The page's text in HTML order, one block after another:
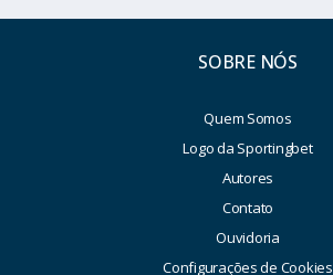
SOBRE NÓS
Quem Somos
Logo da Sportingbet
Autores
Contato
Ouvidoria
Configurações de Cookies